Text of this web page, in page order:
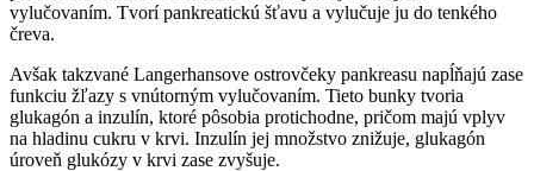
vylučovaním. Tvorí pankreatickú šťavu a vylučuje ju do tenkého
čreva.
Avšak takzvané Langerhansove ostrovčeky pankreasu napĺňajú zase
funkciu žľazy s vnútorným vylučovaním. Tieto bunky tvoria
glukagón a inzulín, ktoré pôsobia protichodne, pričom majú vplyv
na hladinu cukru v krvi. Inzulín jej množstvo znižuje, glukagón
úroveň glukózy v krvi zase zvyšuje.